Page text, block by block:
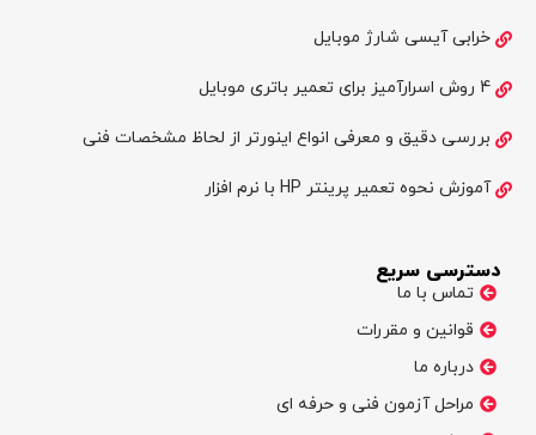
خرابی آیسی شارژ موبایل
4 روش اسرارآمیز برای تعمیر باتری موبایل
بررسی دقیق و معرفی انواع اینورتر از لحاظ مشخصات فنی
آموزش نحوه تعمیر پرینتر HP با نرم افزار
دسترسی سریع
تماس با ما
قوانین و مقررات
درباره ما
مراحل آزمون فنی و حرفه ای